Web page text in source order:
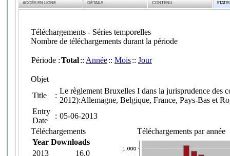
ACCÈS EN LIGNE DÉTAILS CONTENU